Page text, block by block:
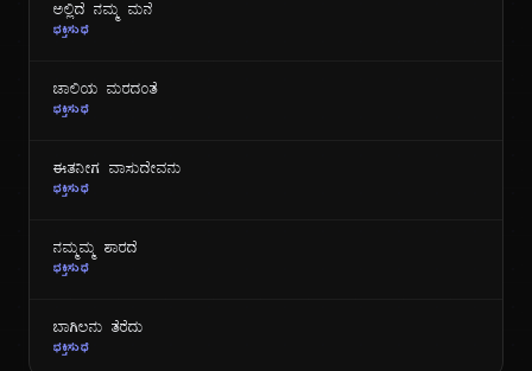
ಅಲ್ಲಿದೆ ನಮ್ಮ ಮನೆ
ಭಕ್ತಿಸುಧೆ
ಜಾಲಿಯ ಮರದಂತೆ
ಭಕ್ತಿಸುಧೆ
ಈತನೀಗ ವಾಸುದೇವನು
ಭಕ್ತಿಸುಧೆ
ನಮ್ಮಮ್ಮ ಶಾರದೆ
ಭಕ್ತಿಸುಧೆ
ಬಾಗಿಲನು ತೆರೆದು
ಭಕ್ತಿಸುಧೆ